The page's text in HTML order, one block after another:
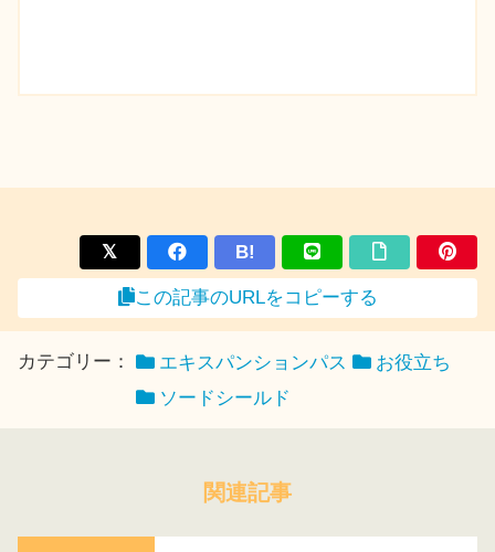
B!
この記事のURLをコピーする
カテゴリー： エキスパンションパス
お役立ち
ソードシールド
関連記事